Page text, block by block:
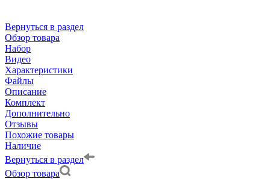
Вернуться в раздел
Обзор товара
Набор
Видео
Характеристики
Файлы
Описание
Комплект
Дополнительно
Отзывы
Похожие товары
Наличие
Вернуться в раздел
Обзор товара